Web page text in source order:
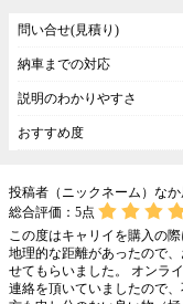
問い合せ(見積り)
納車までの対応
説明のわかりやすさ
おすすめ度
投稿者（ニックネーム）なか
総合評価： 5点
この度はキャリイを購入の
地理的な距離があったので
せてもらいました。 オンラ
連絡を頂いていましたので